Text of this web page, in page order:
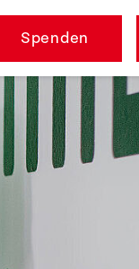
Spenden